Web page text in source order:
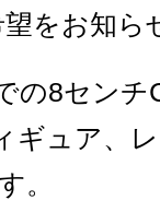
をお知ら
の8センチ
ギュア、
。